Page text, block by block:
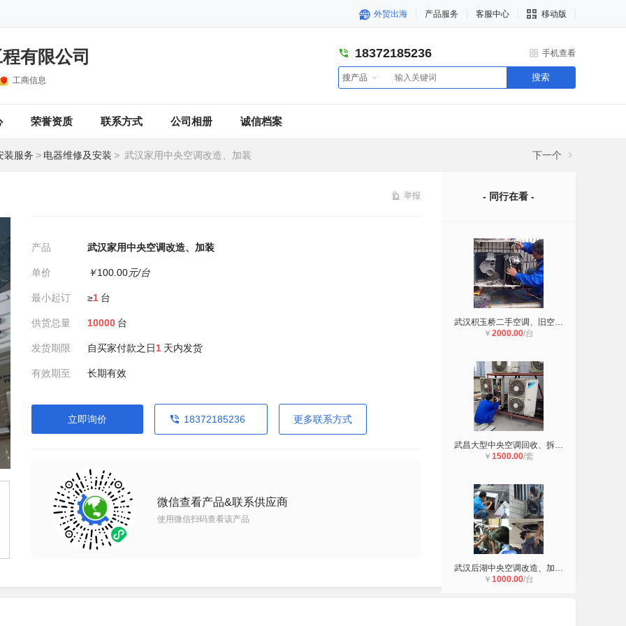
外贸出海 产品服务 客服中心 移动版
有限公司
工商信息
18372185236 手机查看
搜产品 搜索
荣誉资质 联系方式 公司相册 诚信档案
装服务 > 电器维修及安装 > 武汉家用中央空调改造、加装 下一个
举报
产品 武汉家用中央空调改造、加装
单价 ￥100.00元/台
最小起订 ≥1 台
供货总量 10000 台
发货期限 自买家付款之日1 天内发货
有效期至 长期有效
立即询价 18372185236 更多联系方式
微信查看产品&联系供应商
使用微信扫码查看该产品
- 同行在看 -
武汉积玉桥二手空调、旧空调回收
￥ 2000.00/台
武昌大型中央空调回收、拆除、移机
￥ 1500.00/套
武汉后湖中央空调改造、加装、移位
￥ 1000.00/台